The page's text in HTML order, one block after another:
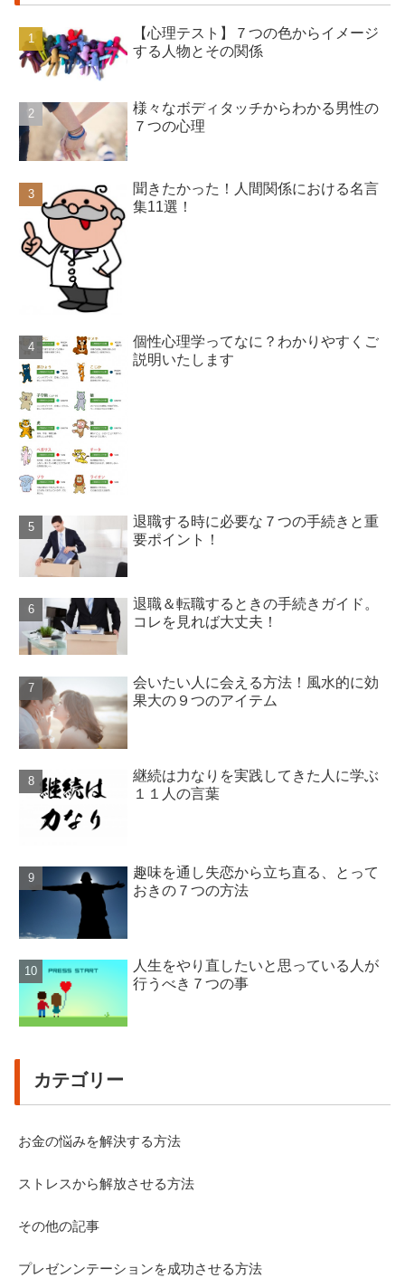
【心理テスト】７つの色からイメージ
する人物とその関係
様々なボディタッチからわかる男性の
７つの心理
聞きたかった！人間関係における名言
集11選！
個性心理学ってなに？わかりやすくご
説明いたします
退職する時に必要な７つの手続きと重
要ポイント！
退職＆転職するときの手続きガイド。
コレを見れば大丈夫！
会いたい人に会える方法！風水的に効
果大の９つのアイテム
継続は力なりを実践してきた人に学ぶ
１１人の言葉
趣味を通し失恋から立ち直る、とって
おきの７つの方法
人生をやり直したいと思っている人が
行うべき７つの事
カテゴリー
お金の悩みを解決する方法
ストレスから解放させる方法
その他の記事
プレゼンンテーションを成功させる方法